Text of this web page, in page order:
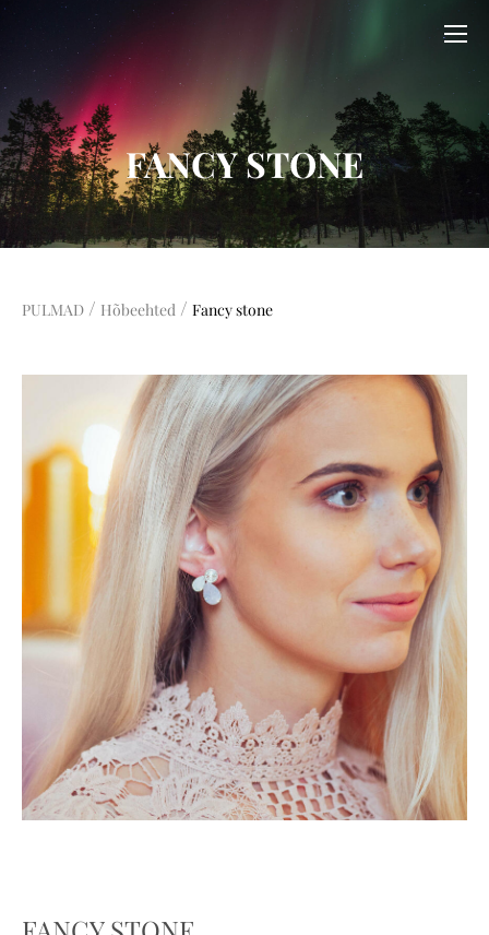
FANCY STONE
PULMAD / Hõbeehted / Fancy stone